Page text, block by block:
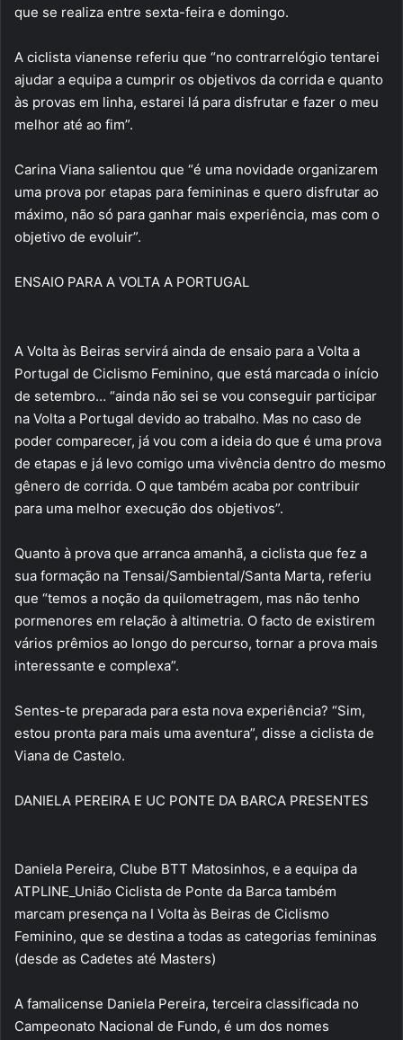
que se realiza entre sexta-feira e domingo.
A ciclista vianense referiu que “no contrarrelógio tentarei
ajudar a equipa a cumprir os objetivos da corrida e quanto
às provas em linha, estarei lá para disfrutar e fazer o meu
melhor até ao fim”.
Carina Viana salientou que “é uma novidade organizarem
uma prova por etapas para femininas e quero disfrutar ao
máximo, não só para ganhar mais experiência, mas com o
objetivo de evoluir”.
ENSAIO PARA A VOLTA A PORTUGAL
A Volta às Beiras servirá ainda de ensaio para a Volta a
Portugal de Ciclismo Feminino, que está marcada o início
de setembro… “ainda não sei se vou conseguir participar
na Volta a Portugal devido ao trabalho. Mas no caso de
poder comparecer, já vou com a ideia do que é uma prova
de etapas e já levo comigo uma vivência dentro do mesmo
gênero de corrida. O que também acaba por contribuir
para uma melhor execução dos objetivos”.
Quanto à prova que arranca amanhã, a ciclista que fez a
sua formação na Tensai/Sambiental/Santa Marta, referiu
que “temos a noção da quilometragem, mas não tenho
pormenores em relação à altimetria. O facto de existirem
vários prêmios ao longo do percurso, tornar a prova mais
interessante e complexa”.
Sentes-te preparada para esta nova experiência? “Sim,
estou pronta para mais uma aventura”, disse a ciclista de
Viana de Castelo.
DANIELA PEREIRA E UC PONTE DA BARCA PRESENTES
Daniela Pereira, Clube BTT Matosinhos, e a equipa da
ATPLINE_União Ciclista de Ponte da Barca também
marcam presença na I Volta às Beiras de Ciclismo
Feminino, que se destina a todas as categorias femininas
(desde as Cadetes até Masters)
A famalicense Daniela Pereira, terceira classificada no
Campeonato Nacional de Fundo, é um dos nomes